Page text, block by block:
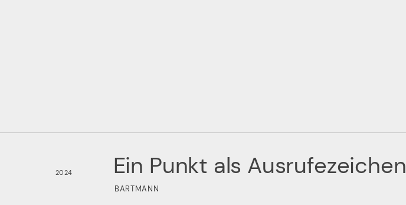
2024 Ein Punkt als Ausrufezeichen
BARTMANN